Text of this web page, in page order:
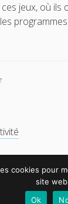
jeux, où ils
cookies pour
site
Ok